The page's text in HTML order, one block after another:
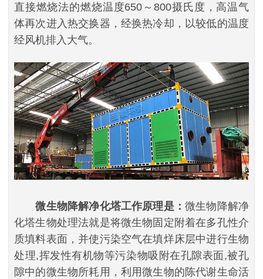
直接燃烧法的燃烧温度650～800摄氏度，高温气
体再次进入热交换器，经换热冷却，以较低的温度
经风机排入大气。
微生物降解净化塔工作原理是：微生物降解净
化塔生物处理法就是将微生物固定附着在多孔性介
质填料表面，并使污染空气在填烊床层中进行生物
处理,挥发性有机物等污染物吸附在孔隙表面,被孔
隙中的微生物所耗用，利用微生物的陈代谢生命活